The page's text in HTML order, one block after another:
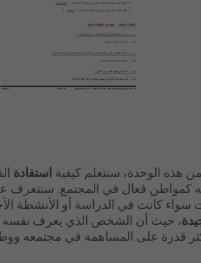
هذه الوحدة، سنتعلم كيفية استفادة
كمواطن فعال في المجتمع. سنتعرف
سواء كانت في الدراسة أو الأنشطة
، حيث أن الشخص الذي يعرف نفسه
قدرة على المساهمة في مجتمعه